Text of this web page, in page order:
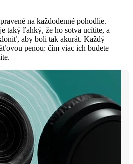
na každodenné pohodlie.
taký ľahký, že ho sotva ucítite, a
aby boli tak akurát. Každý
penou: čím viac ich budete